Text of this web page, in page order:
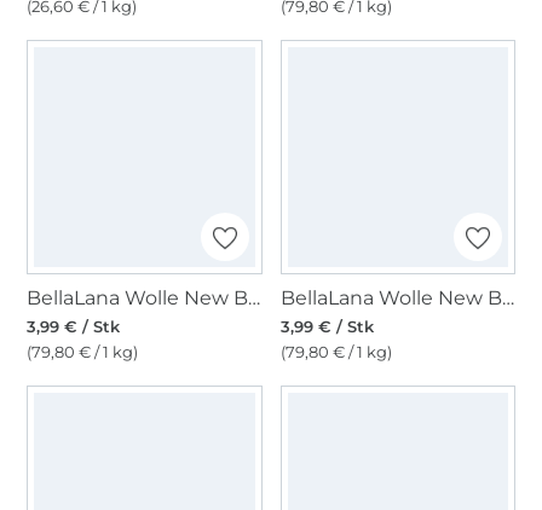
(26,60 € / 1 kg)
(79,80 € / 1 kg)
BellaLana Wolle New Bamboo 50gr. , blau-rot
3,99 € / Stk
(79,80 € / 1 kg)
BellaLana Wolle New Bamboo 50gr. , rot-multicolor
3,99 € / Stk
(79,80 € / 1 kg)